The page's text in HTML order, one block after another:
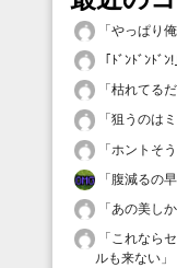
「やっぱり
「 ﾄﾞﾝﾄﾞﾝﾄﾞﾝ!
「枯れてる
「狙うのは
「ホントそう
「腹減るの
「あの美し
「これなら
ルも来ない 」